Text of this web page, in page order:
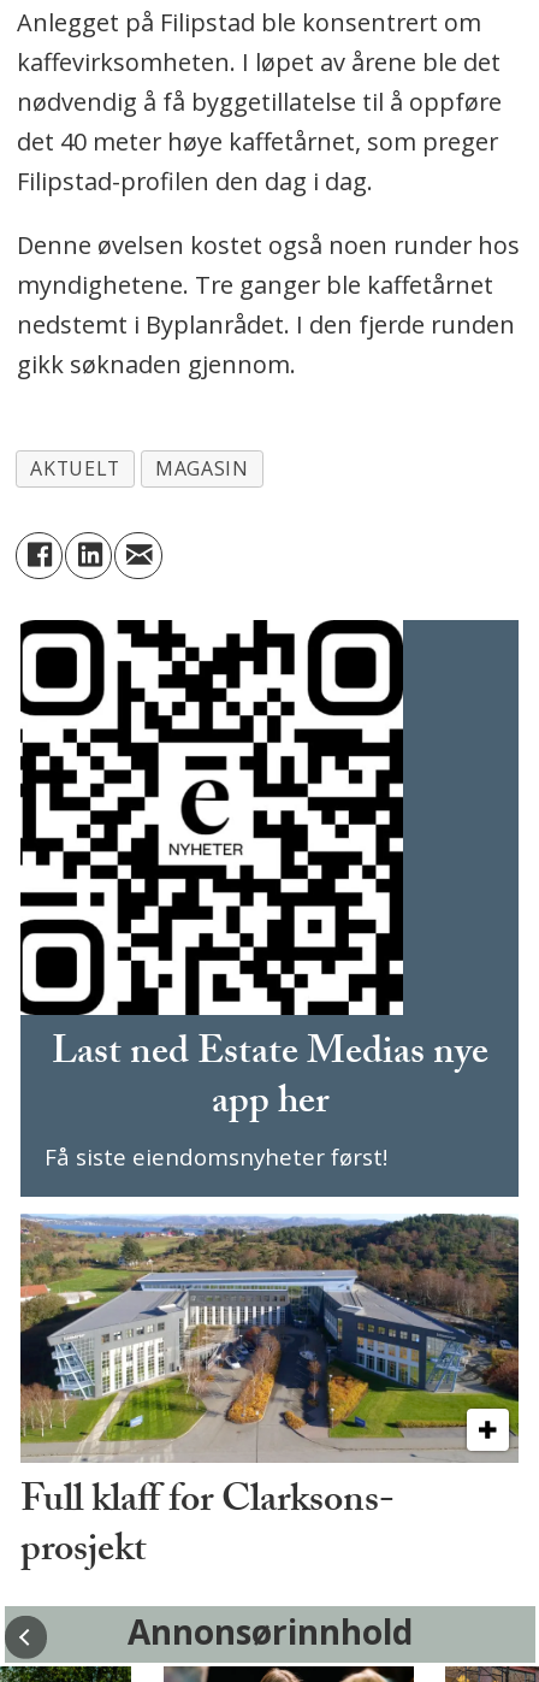
Anlegget på Filipstad ble konsentrert om
kaffevirksomheten. I løpet av årene ble det
nødvendig å få byggetillatelse til å oppføre
det 40 meter høye kaffetårnet, som preger
Filipstad-profilen den dag i dag.
Denne øvelsen kostet også noen runder hos
myndighetene. Tre ganger ble kaffetårnet
nedstemt i Byplanrådet. I den fjerde runden
gikk søknaden gjennom.
AKTUELT MAGASIN
Last ned Estate Medias nye
app her
Få siste eiendomsnyheter først!
Full klaff for Clarksons-
prosjekt
Annonsørinnhold